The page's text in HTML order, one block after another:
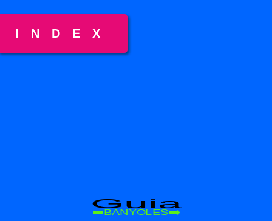
Guia
BANYOLES
INDEX